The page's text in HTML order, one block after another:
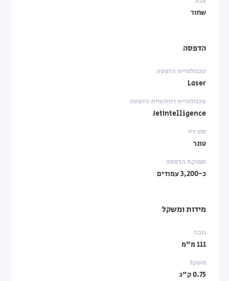
שחור
הדפסה
טכנולוגיית הדפסה
Laser
טכנולוגיית רזולוציית הדפסה
JetIntelligence
סוג דיו
טונר
תפוקת הדפסה
כ-3,200 עמודים
מידות ומשקל
גובה
111 מ"מ
משקל
0.75 ק"ג